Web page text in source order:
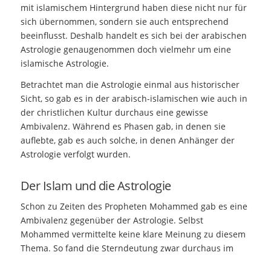
mit islamischem Hintergrund haben diese nicht nur für
sich übernommen, sondern sie auch entsprechend
beeinflusst. Deshalb handelt es sich bei der arabischen
Astrologie genaugenommen doch vielmehr um eine
islamische Astrologie.
Betrachtet man die Astrologie einmal aus historischer
Sicht, so gab es in der arabisch-islamischen wie auch in
der christlichen Kultur durchaus eine gewisse
Ambivalenz. Während es Phasen gab, in denen sie
auflebte, gab es auch solche, in denen Anhänger der
Astrologie verfolgt wurden.
Der Islam und die Astrologie
Schon zu Zeiten des Propheten Mohammed gab es eine
Ambivalenz gegenüber der Astrologie. Selbst
Mohammed vermittelte keine klare Meinung zu diesem
Thema. So fand die Sterndeutung zwar durchaus im